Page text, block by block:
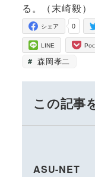
る。（末崎毅）
0
シェア
LINE
森岡孝二
この記事
ASU-NET